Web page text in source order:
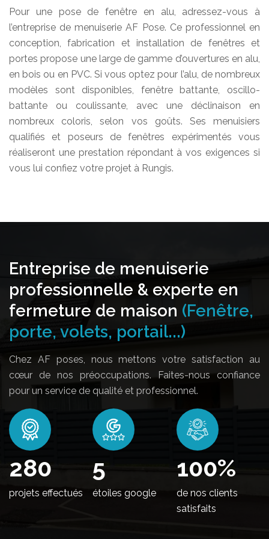
Pour une pose de fenêtre en alu, adressez-vous à
l’entreprise de menuiserie AF Pose. Ce professionnel en
conception, fabrication et installation de fenêtres et
portes propose une large de gamme d’ouvertures en alu,
en bois ou en PVC. Si vous optez pour l’alu, de nombreux
modèles sont disponibles, fenêtre battante, oscillo-
battante ou coulissante, avec une déclinaison en
nombreux coloris, selon vos goûts. Ses menuisiers
qualifiés et poseurs de fenêtres expérimentés vous
réaliseront une prestation répondant à vos exigences si
vous lui confiez votre projet à Rungis.
Entreprise de menuiserie
professionnelle & experte en
fermeture de maison (Fenêtre,
porte, volets, portail...)
Chez AF poses, nous mettons votre satisfaction au
cœur de nos préoccupations. Faites-nous confiance
pour un service de qualité et professionnel.
340
projets effectués
5
étoiles google
100%
de nos clients
satisfaits